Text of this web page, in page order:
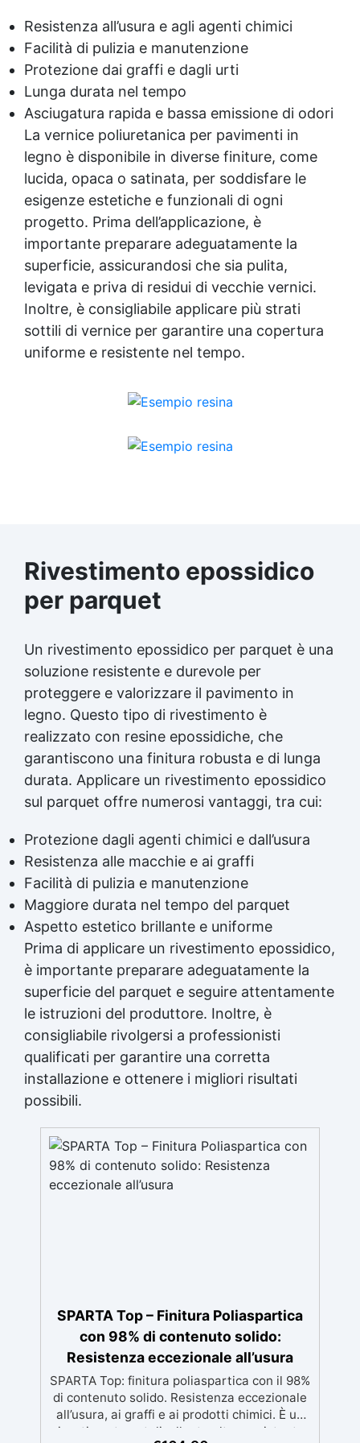
Resistenza all’usura e agli agenti chimici
Facilità di pulizia e manutenzione
Protezione dai graffi e dagli urti
Lunga durata nel tempo
Asciugatura rapida e bassa emissione di odori
La vernice poliuretanica per pavimenti in
legno è disponibile in diverse finiture, come
lucida, opaca o satinata, per soddisfare le
esigenze estetiche e funzionali di ogni
progetto. Prima dell’applicazione, è
importante preparare adeguatamente la
superficie, assicurandosi che sia pulita,
levigata e priva di residui di vecchie vernici.
Inoltre, è consigliabile applicare più strati
sottili di vernice per garantire una copertura
uniforme e resistente nel tempo.
Rivestimento epossidico
per parquet
Un rivestimento epossidico per parquet è una
soluzione resistente e durevole per
proteggere e valorizzare il pavimento in
legno. Questo tipo di rivestimento è
realizzato con resine epossidiche, che
garantiscono una finitura robusta e di lunga
durata. Applicare un rivestimento epossidico
sul parquet offre numerosi vantaggi, tra cui:
Protezione dagli agenti chimici e dall’usura
Resistenza alle macchie e ai graffi
Facilità di pulizia e manutenzione
Maggiore durata nel tempo del parquet
Aspetto estetico brillante e uniforme
Prima di applicare un rivestimento epossidico,
è importante preparare adeguatamente la
superficie del parquet e seguire attentamente
le istruzioni del produttore. Inoltre, è
consigliabile rivolgersi a professionisti
qualificati per garantire una corretta
installazione e ottenere i migliori risultati
possibili.
SPARTA Top – Finitura Poliaspartica
con 98% di contenuto solido:
Resistenza eccezionale all’usura
SPARTA Top: finitura poliaspartica con il 98%
di contenuto solido. Resistenza eccezionale
all’usura, ai graffi e ai prodotti chimici. È un
rivestimento autolivellante ultra-resistente,